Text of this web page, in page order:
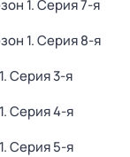
1. Серия 7-я
1. Серия 8-я
. Серия 3-я
. Серия 4-я
. Серия 5-я